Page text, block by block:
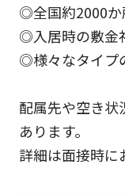
◎全国約2000か
◎入居時の敷金
◎様々なタイプ
配属先や空き状
あります。
詳細は面接時に